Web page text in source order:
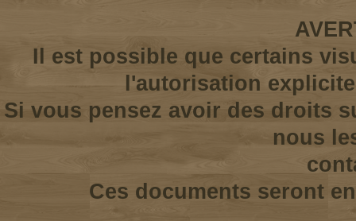
Il est possible que certains
l'autorisation
Si vous pensez avoir des droits
nous
Ces documents seront